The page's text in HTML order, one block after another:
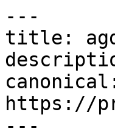
---
title:
https://
---